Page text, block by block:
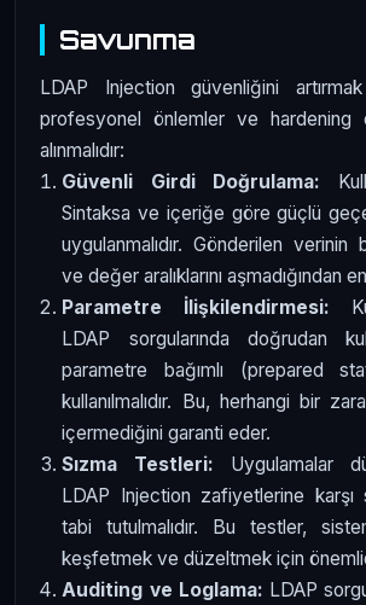
Savunma
LDAP Injection güvenliğini
profesyonel önlemler ve hardening
alınmalıdır:
Güvenli Girdi Doğrulama:
Sintaksa ve içeriğe göre güçlü
uygulanmalıdır. Gönderilen
ve değer aralıklarını aşmadığından
Parametre İlişkilendirmesi:
LDAP sorgularında doğrudan
parametre bağımlı (prepared
kullanılmalıdır. Bu, herhangi bir
içermediğini garanti eder.
Sızma Testleri: Uygulamalar
LDAP Injection zafiyetlerine karşı
tabi tutulmalıdır. Bu testler,
keşfetmek ve düzeltmek için
Auditing ve Loglama: LDAP